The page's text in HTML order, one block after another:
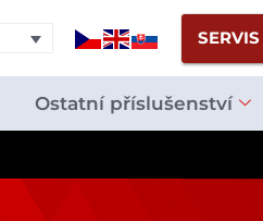
SERVIS
Ostatní příslušenství